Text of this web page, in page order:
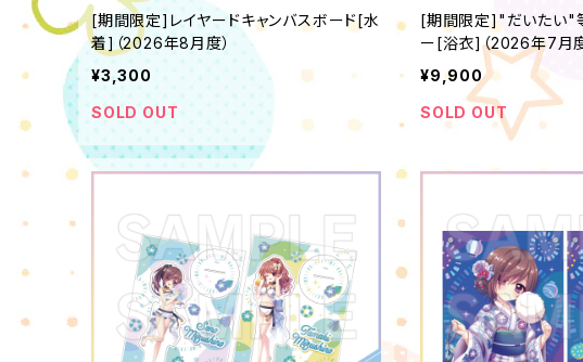
[期間限定]レイヤードキャンバスボード[水
着]（2026年8月度）
¥3,300
SOLD OUT
[期間限定]"だいたい"
ー[浴衣]（2026年7月度
¥9,900
SOLD OUT